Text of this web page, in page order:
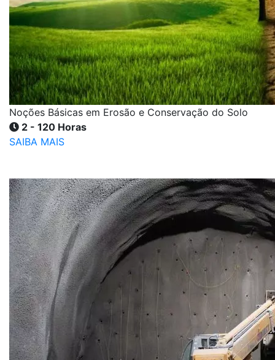
Noções Básicas em Erosão e Conservação do Solo
2 - 120 Horas
SAIBA MAIS